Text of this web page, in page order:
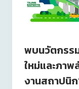
พบนวัตกรร
ใหม่และภา
งานสถาปนิก